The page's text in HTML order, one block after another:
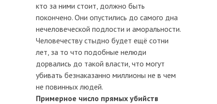
кто за ними стоит, должно быть
покончено. Они опустились до самого дна
нечеловеческой подлости и аморальности.
Человечеству стыдно будет ещё сотни
лет, за то что подобные нелюди
дорвались до такой власти, что могут
убивать безнаказанно миллионы не в чем
не повинных людей.
Примерное число прямых убийств